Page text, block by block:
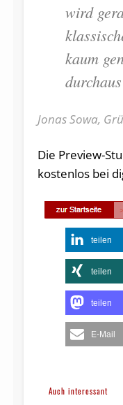
wird
kaum
Jonas Sowa,
Die Preview-
kostenlos bei
teilen
teilen
teilen
E-Mail
Auch interessant